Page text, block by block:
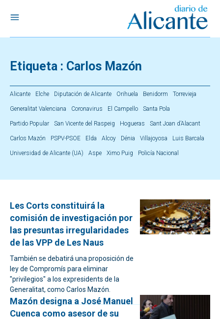
Etiqueta : Carlos Mazón
Alicante Elche Diputación de Alicante Orihuela Benidorm Torrevieja
Generalitat Valenciana Coronavirus El Campello Santa Pola
Partido Popular San Vicente del Raspeig Hogueras Sant Joan d’Alacant
Carlos Mazón PSPV-PSOE Elda Alcoy Dénia Villajoyosa Luis Barcala
Universidad de Alicante (UA) Aspe Ximo Puig Policía Nacional
Les Corts constituirá la
comisión de investigación por
las presuntas irregularidades
de las VPP de Les Naus
También se debatirá una proposición de
ley de Compromís para eliminar
"privilegios" a los expresidents de la
Generalitat, como Carlos Mazón.
Mazón designa a José Manuel
Cuenca como asesor de su